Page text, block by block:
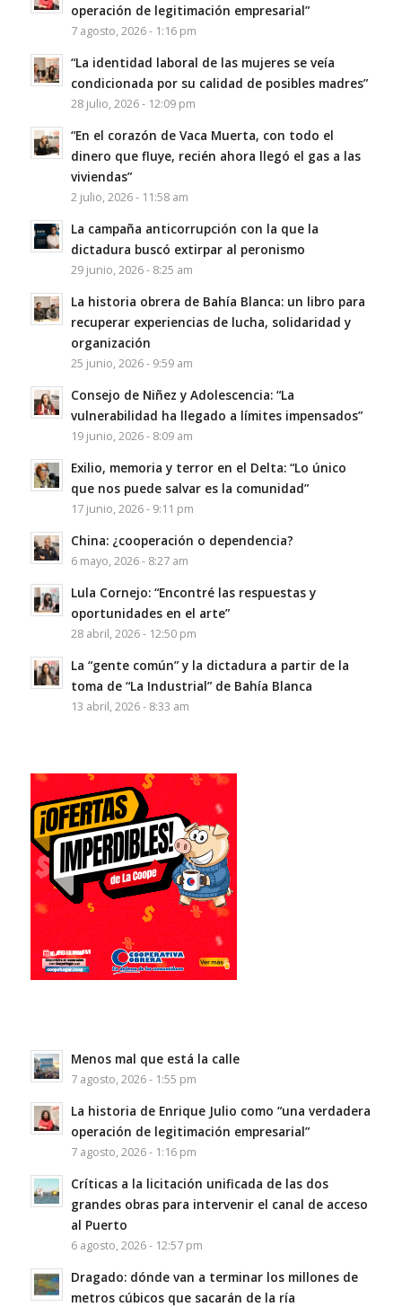
operación de legitimación empresarial”
7 agosto, 2026 - 1:16 pm
“La identidad laboral de las mujeres se veía
condicionada por su calidad de posibles madres”
28 julio, 2026 - 12:09 pm
“En el corazón de Vaca Muerta, con todo el
dinero que fluye, recién ahora llegó el gas a las
viviendas”
2 julio, 2026 - 11:58 am
La campaña anticorrupción con la que la
dictadura buscó extirpar al peronismo
29 junio, 2026 - 8:25 am
La historia obrera de Bahía Blanca: un libro para
recuperar experiencias de lucha, solidaridad y
organización
25 junio, 2026 - 9:59 am
Consejo de Niñez y Adolescencia: “La
vulnerabilidad ha llegado a límites impensados”
19 junio, 2026 - 8:09 am
Exilio, memoria y terror en el Delta: “Lo único
que nos puede salvar es la comunidad”
17 junio, 2026 - 9:11 pm
China: ¿cooperación o dependencia?
6 mayo, 2026 - 8:27 am
Lula Cornejo: “Encontré las respuestas y
oportunidades en el arte”
28 abril, 2026 - 12:50 pm
La “gente común” y la dictadura a partir de la
toma de “La Industrial” de Bahía Blanca
13 abril, 2026 - 8:33 am
Menos mal que está la calle
7 agosto, 2026 - 1:55 pm
La historia de Enrique Julio como “una verdadera
operación de legitimación empresarial”
7 agosto, 2026 - 1:16 pm
Críticas a la licitación unificada de las dos
grandes obras para intervenir el canal de acceso
al Puerto
6 agosto, 2026 - 12:57 pm
Dragado: dónde van a terminar los millones de
metros cúbicos que sacarán de la ría